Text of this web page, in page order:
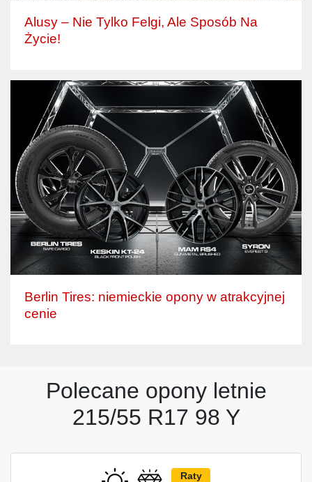
Alusy – Nie Tylko Felgi, Ale Sposób Na
Życie!
Berlin Tires: niemieckie opony w atrakcyjnej
cenie
Polecane opony letnie
215/55 R17 98 Y
Raty